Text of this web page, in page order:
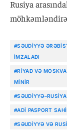
Rusiya
#SƏUDIYYƏ
IMZALADI
#RIYAD VƏ
MINIR
#ADI PASPORT
#SƏUDIYYƏ VƏ